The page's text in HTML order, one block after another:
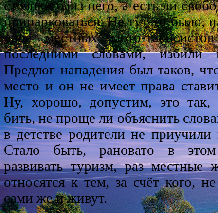
стоянки близ него, а есть ли
припарковаться. Не тут-то было,
двое местных мото-
последними словами,
Предлог нападения был таков,
место и он не имеет права
Ну, хорошо, допустим, это так,
бить, не проще ли объяснить
в детстве родители не приучили
Стало быть, рановато в этом
развивать туризм, раз местные
относятся к тем, за счёт кого,
сами же и живут.